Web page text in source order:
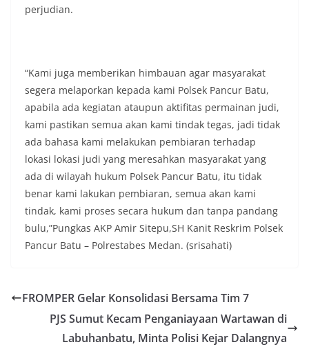
masyarakat, sekaligus membangun kesadaran
kolektif warga akan pentingnya menjaga
keamanan, ketertiban, dan kekompakan
lingkungan, khususnya dalam menyambut
momentum bersejarah HUT Kemerdekaan
Republik Indonesia.‎Kegiatan sambang ini
rencananya akan terus dilaksanakan secara rutin
oleh Bhabinkamtibmas di wilayah Kelurahan
Sunggal sebagai bagian dari upaya menciptakan
situasi Kamtibmas yang aman dan kondusif,
sekaligus menumbuhkan semangat nasionalisme
warga dalam menyambut Hari Kemerdekaan RI.
Satres Narkoba Polres Asahan Amankan Pria
Pengedar Sabu, Sita 19,60 Gram Barang Satres
Ini Alasan Plh Sekda Medan Sarankan Jhon Ester
Percepat Penanganan Infrastruktur Kota Medan,
Dinas SDABMBK Perkuat Sinergi dengan
perjudian.
“Kami juga memberikan himbauan agar masyarakat
segera melaporkan kepada kami Polsek Pancur Batu,
apabila ada kegiatan ataupun aktifitas permainan judi,
kami pastikan semua akan kami tindak tegas, jadi tidak
ada bahasa kami melakukan pembiaran terhadap
lokasi lokasi judi yang meresahkan masyarakat yang
ada di wilayah hukum Polsek Pancur Batu, itu tidak
benar kami lakukan pembiaran, semua akan kami
tindak, kami proses secara hukum dan tanpa pandang
bulu,”Pungkas AKP Amir Sitepu,SH Kanit Reskrim Polsek
Pancur Batu – Polrestabes Medan. (srisahati)
FROMPER Gelar Konsolidasi Bersama Tim 7
PJS Sumut Kecam Penganiayaan Wartawan di
Labuhanbatu, Minta Polisi Kejar Dalangnya